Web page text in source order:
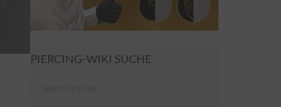
PIERCING-WIKI SUCHE